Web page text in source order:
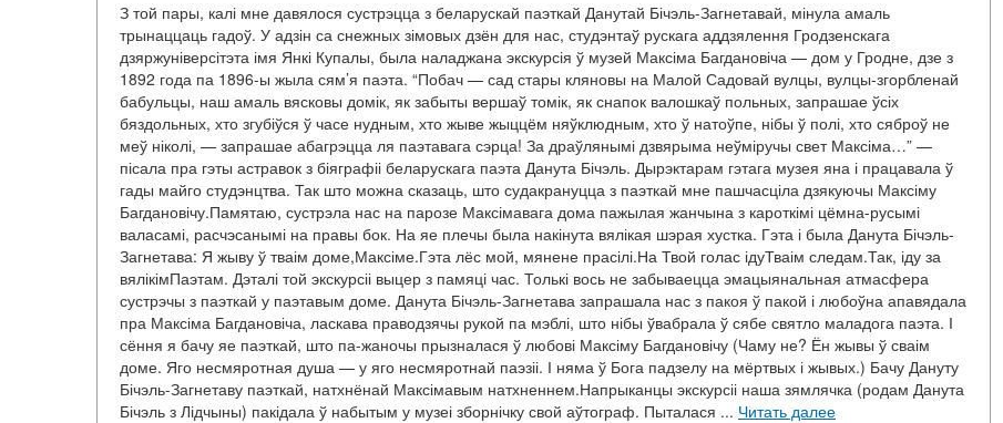
З той пары, калі мне давялося сустрэцца з беларускай паэткай Данутай Бічэль-Загнетавай, мінула амаль
трынаццаць гадоў. У адзін са снежных зімовых дзён для нас, студэнтаў рускага аддзялення Гродзенскага
дзяржуніверсітэта імя Янкі Купалы, была наладжана экскурсія ў музей Максіма Багдановіча — дом у Гродне, дзе з
1892 года па 1896-ы жыла сям’я паэта. “Побач — сад стары кляновы на Малой Садовай вулцы, вулцы-згорбленай
бабульцы, наш амаль вясковы домік, як забыты вершаў томік, як снапок валошкаў польных, запрашае ўсіх
бяздольных, хто згубіўся ў часе нудным, хто жыве жыццём няўклюдным, хто ў натоўпе, нібы ў полі, хто сяброў не
меў ніколі, — запрашае абагрэцца ля паэтавага сэрца! За драўлянымі дзвярыма неўміручы свет Максіма…” —
пісала пра гэты астравок з біяграфіі беларускага паэта Данута Бічэль. Дырэктарам гэтага музея яна і працавала ў
гады майго студэнцтва. Так што можна сказаць, што судакрануцца з паэткай мне пашчасціла дзякуючы Максіму
Багдановічу.Памятаю, сустрэла нас на парозе Максімавага дома пажылая жанчына з кароткімі цёмна-русымі
валасамі, расчэсанымі на правы бок. На яе плечы была накінута вялікая шэрая хустка. Гэта і была Данута Бічэль-
Загнетава: Я жыву ў тваім доме,Максіме.Гэта лёс мой, мянене прасілі.На Твой голас ідуТваім следам.Так, іду за
вялікімПаэтам. Дэталі той экскурсіі выцер з памяці час. Толькі вось не забываецца эмацыянальная атмасфера
сустрэчы з паэткай у паэтавым доме. Данута Бічэль-Загнетава запрашала нас з пакоя ў пакой і любоўна апавядала
пра Максіма Багдановіча, ласкава праводзячы рукой па мэблі, што нібы ўвабрала ў сябе святло маладога паэта. І
сёння я бачу яе паэткай, што па-жаночы прызналася ў любові Максіму Багдановічу (Чаму не? Ён жывы ў сваім
доме. Яго несмяротная душа — у яго несмяротнай паэзіі. І няма ў Бога падзелу на мёртвых і жывых.) Бачу Дануту
Бічэль-Загнетаву паэткай, натхнёнай Максімавым натхненнем.Напрыканцы экскурсіі наша зямлячка (родам Данута
Бічэль з Лідчыны) пакідала ў набытым у музеі зборнічку свой аўтограф. Пыталася ... Читать далее